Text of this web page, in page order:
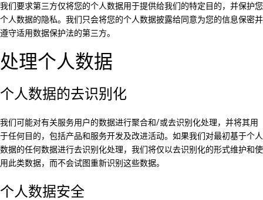
我们要求第三方仅将您的个人数据用于提供给我们的特定目的，并保护您
个人数据的隐私。我们只会将您的个人数据披露给同意为您的信息保密并
遵守适用数据保护法的第三方。
处理个人数据
个人数据的去识别化
我们可能对有关服务用户的数据进行聚合和/或去识别化处理，并将其用
于任何目的，包括产品和服务开发及改进活动。如果我们对最初基于个人
数据的任何数据进行去识别化处理，我们将仅以去识别化的形式维护和使
用此类数据，而不会试图重新识别这些数据。
个人数据安全